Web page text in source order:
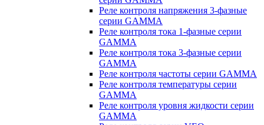
Реле контроля напряжения 3-фазные
серии GAMMA
Реле контроля тока 1-фазные серии
GAMMA
Реле контроля тока 3-фазные серии
GAMMA
Реле контроля частоты серии GAMMA
Реле контроля температуры серии
GAMMA
Реле контроля уровня жидкости серии
GAMMA